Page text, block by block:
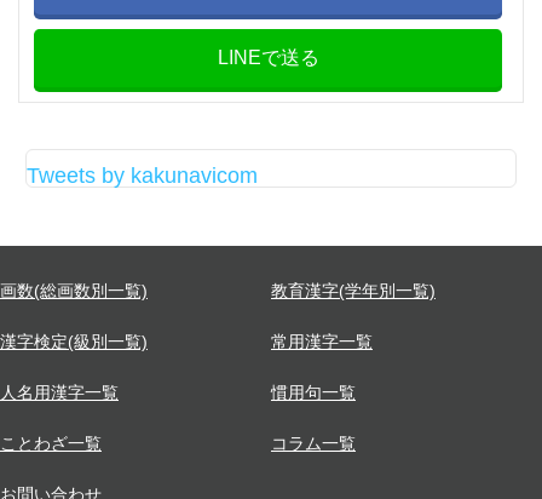
LINEで送る
Tweets by kakunavicom
画数(総画数別一覧) 教育漢字(学年別一覧)
漢字検定(級別一覧) 常用漢字一覧
人名用漢字一覧 慣用句一覧
ことわざ一覧 コラム一覧
お問い合わせ